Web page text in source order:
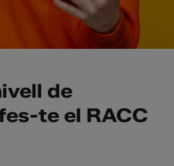
de
te el RACC